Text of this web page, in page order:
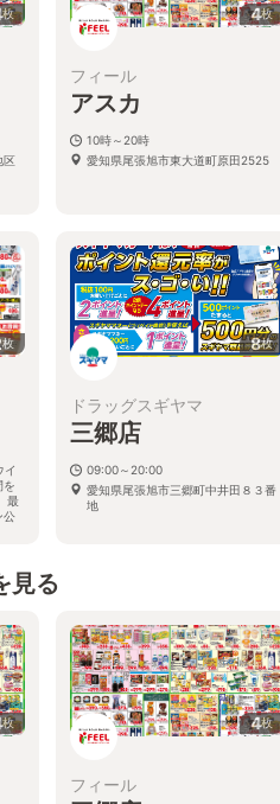
枚
区
4枚
フィール
アスカ
10時～20時
愛知県尾張旭市東大道町原田2525
枚
イ
を
最
公
8枚
ドラッグスギヤマ
三郷店
09:00～20:00
愛知県尾張旭市三郷町中井田８３番
地
見る
枚 4枚
フィール